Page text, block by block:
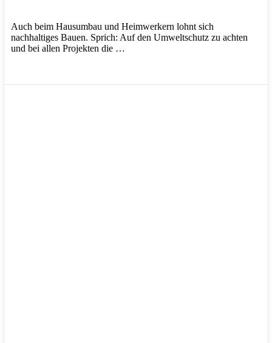
Auch beim Hausumbau und Heimwerkern lohnt sich
nachhaltiges Bauen. Sprich: Auf den Umweltschutz zu achten
und bei allen Projekten die …